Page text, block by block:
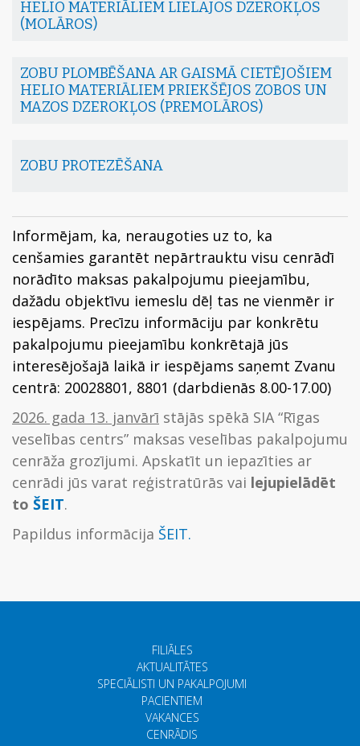
HELIO MATERIĀLIEM LIELAJOS DZEROKĻOS
(MOLĀROS)
ZOBU PLOMBĒŠANA AR GAISMĀ CIETĒJOŠIEM
HELIO MATERIĀLIEM PRIEKŠĒJOS ZOBOS UN
MAZOS DZEROKĻOS (PREMOLĀROS)
ZOBU PROTEZĒŠANA
Informējam, ka, neraugoties uz to, ka
cenšamies garantēt nepārtrauktu visu cenrādī
norādīto maksas pakalpojumu pieejamību,
dažādu objektīvu iemeslu dēļ tas ne vienmēr ir
iespējams. Precīzu informāciju par konkrētu
pakalpojumu pieejamību konkrētajā jūs
interesējošajā laikā ir iespējams saņemt Zvanu
centrā: 20028801, 8801 (darbdienās 8.00-17.00)
2026. gada 13. janvārī stājās spēkā SIA “Rīgas
veselības centrs” maksas veselības pakalpojumu
cenrāža grozījumi. Apskatīt un iepazīties ar
cenrādi jūs varat reģistratūrās vai lejupielādēt
to ŠEIT.
Papildus informācija ŠEIT.
FILIĀLES
AKTUALITĀTES
SPECIĀLISTI UN PAKALPOJUMI
PACIENTIEM
VAKANCES
CENRĀDIS